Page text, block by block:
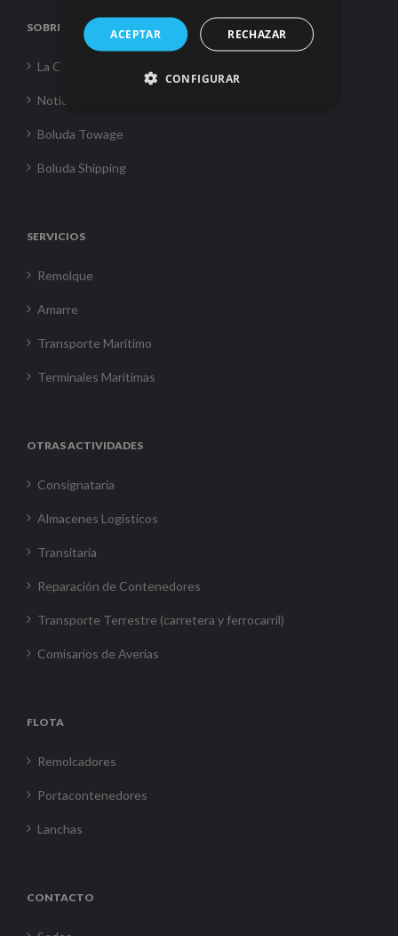
SOBRE NOSOTROS
La Corporación
Noticias
Boluda Towage
Boluda Shipping
SERVICIOS
Remolque
Amarre
Transporte Marítimo
Terminales Marítimas
OTRAS ACTIVIDADES
Consignataria
Almacenes Logísticos
Transitaria
Reparación de Contenedores
Transporte Terrestre (carretera y ferrocarril)
Comisarios de Averías
FLOTA
Remolcadores
Portacontenedores
Lanchas
CONTACTO
ACEPTAR RECHAZAR
CONFIGURAR